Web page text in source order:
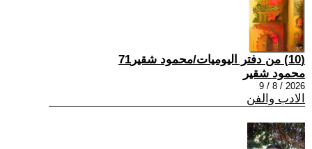
(10) من دفتر اليوميات/محمود شقير71
محمود شقير
2026 / 8 / 9
الادب والفن